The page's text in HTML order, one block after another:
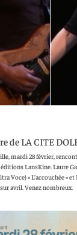
de LA CITE
mardi 28 février,
LansKine. Laure
Voce) « L’accouchée »
avril. Venez nombreux.